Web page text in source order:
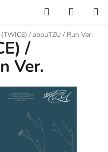
Hľadať
KOŠÍK
/ abouTZU / Run Ver.
/
Ver.